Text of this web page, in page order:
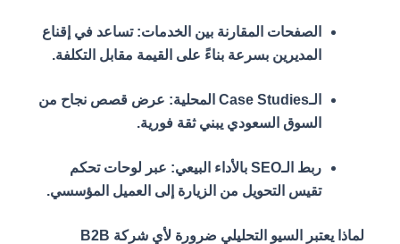
الصفحات المقارنة بين الخدمات: تساعد في إقناع
المديرين بسرعة بناءً على القيمة مقابل التكلفة.
الـCase Studies المحلية: عرض قصص نجاح من
السوق السعودي يبني ثقة فورية.
ربط الـSEO بالأداء البيعي: عبر لوحات تحكم
تقيس التحويل من الزيارة إلى العميل المؤسسي.
لماذا يعتبر السيو التحليلي ضرورة لأي شركة B2B